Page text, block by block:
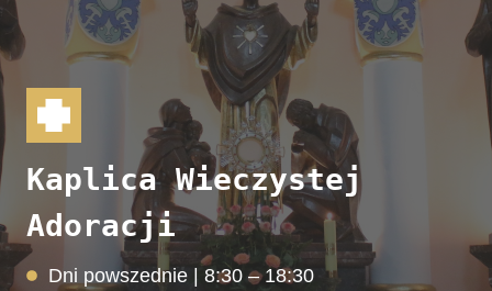
Kaplica Wieczystej
Adoracji
Dni powszednie | 8:30 – 18:30